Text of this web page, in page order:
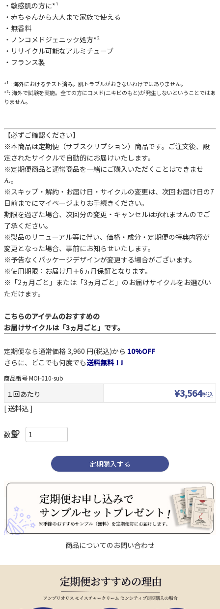
敏感肌の方に*¹
赤ちゃんから大人まで家族で使える
無香料
ノンコメドジェニック処方*²
リサイクル可能なアルミチューブ
フランス製
*¹ : 海外におけるテスト済み。肌トラブルがおきないわけではありません。
*²: 海外で試験を実施。全ての方にコメド(ニキビのもと)が発生しないということではあ
りません。
【必ずご確認ください】
※本商品は定期便（サブスクリプション）商品です。ご注文後、設
定されたサイクルで自動的にお届けいたします。
※定期便商品と通常商品を一緒にご購入いただくことはできませ
ん。
※スキップ・解約・お届け日・サイクルの変更は、次回お届け日の7
日前までにマイページよりお手続きください。
期限を過ぎた場合、次回分の変更・キャンセルは承れませんのでご
了承ください。
※製品のリニューアル等に伴い、価格・成分・定期便の特典内容が
変更となった場合、事前にお知らせいたします。
※予告なくパッケージデザインが変更する場合がございます。
※使用期限：お届け月＋6ヵ月保証となります。
※「2ヵ月ごと」または「3ヵ月ごと」のお届けサイクルをお選びい
ただけます。
こちらのアイテムのおすすめの
お届けサイクルは「3ヵ月ごと」です。
定期便なら通常価格 3,960 円(税込)から 10%OFF
さらに、どこでも何度でも送料無料！!
商品番号MOI-010-sub
１回あたり ¥3,564税込
送料込
定期購入する
商品についてのお問い合わせ